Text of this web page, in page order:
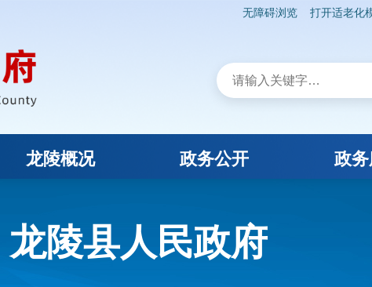
无障碍浏览 打开适老化
龙陵概况 政务公开 政
龙陵县人民政府